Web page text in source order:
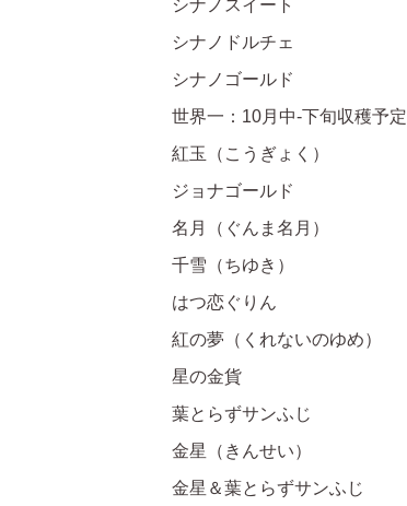
シナノスイート
シナノドルチェ
シナノゴールド
世界一：10月中-下旬収穫予定
紅玉（こうぎょく）
ジョナゴールド
名月（ぐんま名月）
千雪（ちゆき）
はつ恋ぐりん
紅の夢（くれないのゆめ）
星の金貨
葉とらずサンふじ
金星（きんせい）
金星＆葉とらずサンふじ